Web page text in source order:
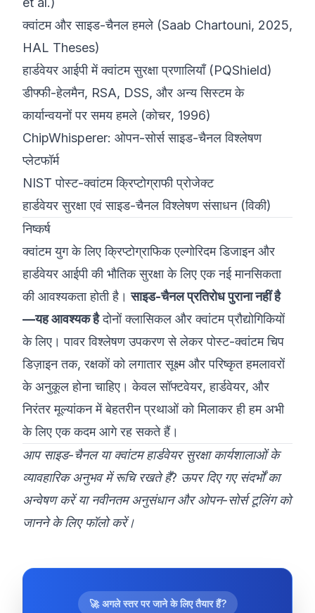
क्वांटम और साइड-चैनल हमले (Saab Chartouni, 2025,
HAL Theses)
हार्डवेयर आईपी में क्वांटम सुरक्षा प्रणालियाँ (PQShield)
डीफ्फी-हेलमैन, RSA, DSS, और अन्य सिस्टम के
कार्यान्वयनों पर समय हमले (कोचर, 1996)
ChipWhisperer: ओपन-सोर्स साइड-चैनल विश्लेषण
प्लेटफॉर्म
NIST पोस्ट-क्वांटम क्रिप्टोग्राफी प्रोजेक्ट
हार्डवेयर सुरक्षा एवं साइड-चैनल विश्लेषण संसाधन (विकी)
निष्कर्ष
क्वांटम युग के लिए क्रिप्टोग्राफिक एल्गोरिदम डिजाइन और
हार्डवेयर आईपी की भौतिक सुरक्षा के लिए एक नई मानसिकता
की आवश्यकता होती है।साइड-चैनल प्रतिरोध पुराना नहीं है
—यह आवश्यक हैदोनों क्लासिकल और क्वांटम प्रौद्योगिकियों
के लिए। पावर विश्लेषण उपकरण से लेकर पोस्ट-क्वांटम चिप
डिज़ाइन तक, रक्षकों को लगातार सूक्ष्म और परिष्कृत हमलावरों
के अनुकूल होना चाहिए। केवल सॉफ्टवेयर, हार्डवेयर, और
निरंतर मूल्यांकन में बेहतरीन प्रथाओं को मिलाकर ही हम अभी
के लिए एक कदम आगे रह सकते हैं।
आप साइड-चैनल या क्वांटम हार्डवेयर सुरक्षा कार्यशालाओं के
व्यावहारिक अनुभव में रूचि रखते हैं? ऊपर दिए गए संदर्भों का
अन्वेषण करें या नवीनतम अनुसंधान और ओपन-सोर्स टूलिंग को
जानने के लिए फॉलो करें।
🚀 अगले स्तर पर जाने के लिए तैयार हैं?